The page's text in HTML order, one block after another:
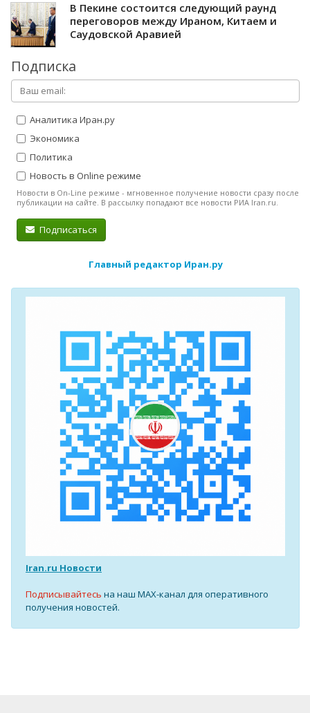
В Пекине состоится следующий раунд
переговоров между Ираном, Китаем и
Саудовской Аравией
Подписка
Аналитика Иран.ру
Экономика
Политика
Новость в Online режиме
Новости в On-Line режиме - мгновенное получение новости сразу после
публикации на сайте. В рассылку попадают все новости РИА Iran.ru.
Подписаться
Главный редактор Иран.ру
Iran.ru Новости
Подписывайтесь на наш MAX-канал для оперативного
получения новостей.